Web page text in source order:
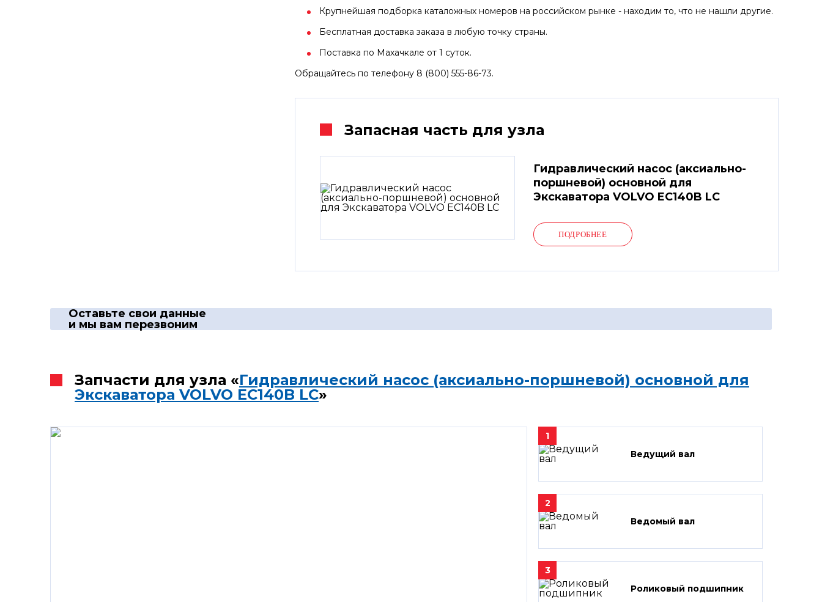
Крупнейшая подборка каталожных номеров на российском рынке - находим то, что не нашли другие.
Бесплатная доставка заказа в любую точку страны.
Поставка по Махачкале от 1 суток.
Обращайтесь по телефону 8 (800) 555-86-73.
Запасная часть для узла
Гидравлический насос (аксиально-
поршневой) основной для
Экскаватора VOLVO EC140B LC
ПОДРОБНЕЕ
Оставьте свои данные
и мы вам перезвоним
Запчасти для узла «Гидравлический насос (аксиально-поршневой) основной для
Экскаватора VOLVO EC140B LC»
1
Ведущий вал
2
Ведомый вал
3
Роликовый подшипник